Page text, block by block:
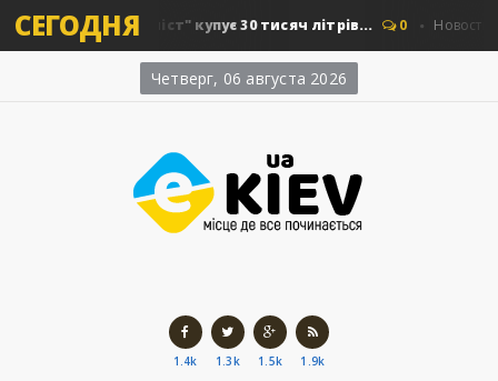
СЕГОДНЯ купує 30 тисяч літрів... 0 Новости
Четверг, 06 августа 2026
1.4k 1.3k 1.5k 1.9k